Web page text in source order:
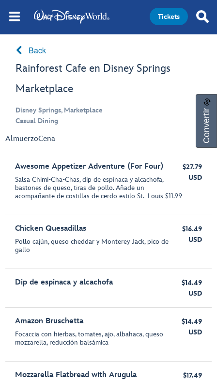
Tickets
Back
Rainforest Cafe en Disney Springs
Marketplace
Disney Springs, Marketplace
Casual Dining
AlmuerzoCena
Awesome Appetizer Adventure (For Four)
Salsa Chimi-Cha-Chas, dip de espinaca y alcachofa,
bastones de queso, tiras de pollo. Añade un
acompañante de costillas de cerdo estilo St. Louis $11.99
$27.79
USD
Chicken Quesadillas
Pollo cajún, queso cheddar y Monterey Jack, pico de
gallo
$16.49
USD
Dip de espinaca y alcachofa
$14.49
USD
Amazon Bruschetta
Focaccia con hierbas, tomates, ajo, albahaca, queso
mozzarella, reducción balsámica
$14.49
USD
Mozzarella Flatbread with Arugula
$17.49
Convertir